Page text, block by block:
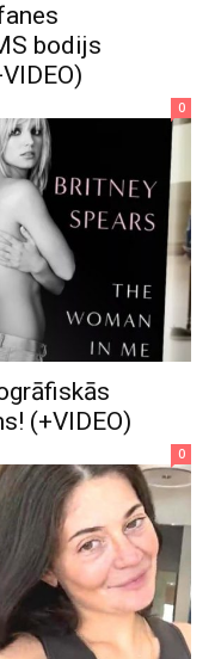
bodijs
0
(+VIDEO)
0